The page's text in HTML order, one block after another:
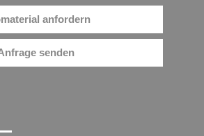
anfordern
senden